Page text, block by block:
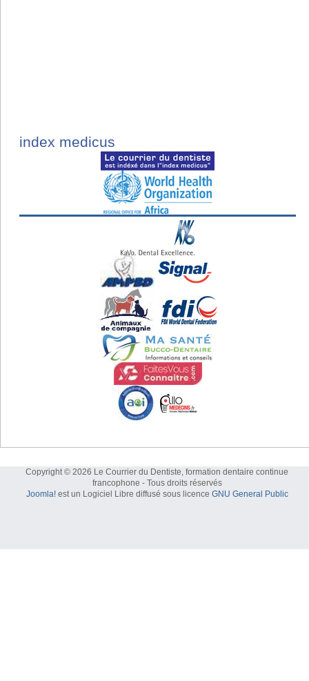
index medicus
Copyright © 2026 Le Courrier du Dentiste, formation dentaire continue
francophone - Tous droits réservés
Joomla!est un Logiciel Libre diffusé sous licence GNU General Public